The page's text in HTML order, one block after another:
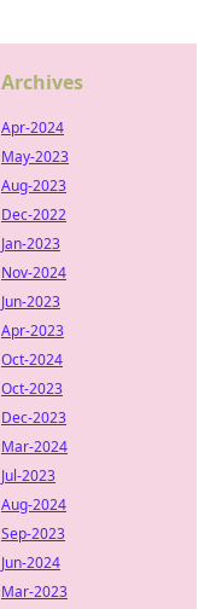
Archives
Apr-2024
May-2023
Aug-2023
Dec-2022
Jan-2023
Nov-2024
Jun-2023
Apr-2023
Oct-2024
Oct-2023
Dec-2023
Mar-2024
Jul-2023
Aug-2024
Sep-2023
Jun-2024
Mar-2023